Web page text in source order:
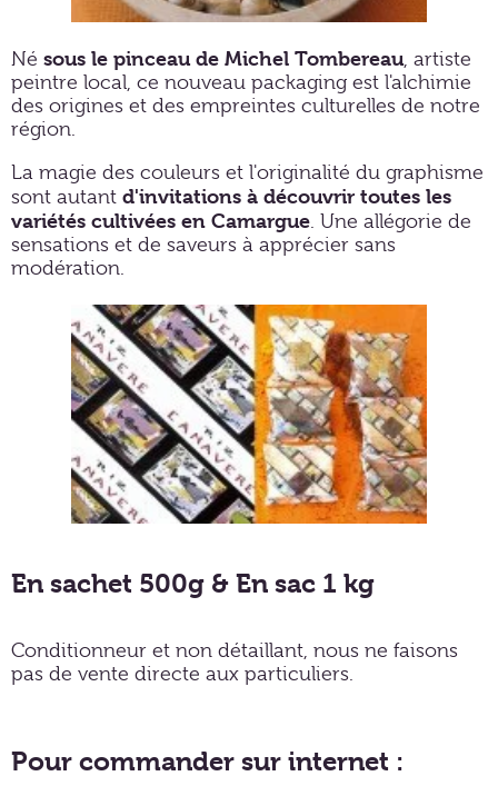
Né sous le pinceau de Michel Tombereau, artiste
peintre local, ce nouveau packaging est l'alchimie
des origines et des empreintes culturelles de notre
région.
La magie des couleurs et l'originalité du graphisme
sont autant d'invitations à découvrir toutes les
variétés cultivées en Camargue. Une allégorie de
sensations et de saveurs à apprécier sans
modération.
En sachet 500g & En sac 1 kg
Conditionneur et non détaillant, nous ne faisons
pas de vente directe aux particuliers.
Pour commander sur internet :